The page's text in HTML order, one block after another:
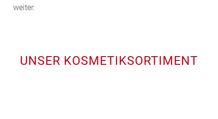
weiter.
UNSER KOSMETIKSORTIMENT